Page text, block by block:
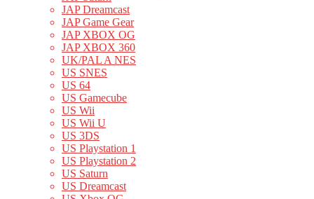
JAP Dreamcast
JAP Game Gear
JAP XBOX OG
JAP XBOX 360
UK/PAL A NES
US SNES
US 64
US Gamecube
US Wii
US Wii U
US 3DS
US Playstation 1
US Playstation 2
US Saturn
US Dreamcast